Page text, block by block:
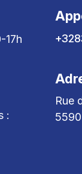
17h
:
Rue